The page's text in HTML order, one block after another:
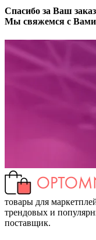
Спасибо за Ваш
Мы свяжемся с Вами
товары для
трендовых и
поставщик.